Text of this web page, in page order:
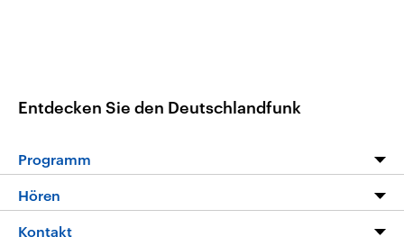
Entdecken Sie den Deutschlandfunk
Programm
Programm
Hören
Livestream
Kontakt